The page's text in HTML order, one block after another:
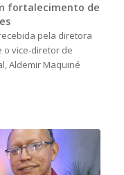
fortalecimento de
pela diretora
o vice-diretor de
Aldemir Maquiné